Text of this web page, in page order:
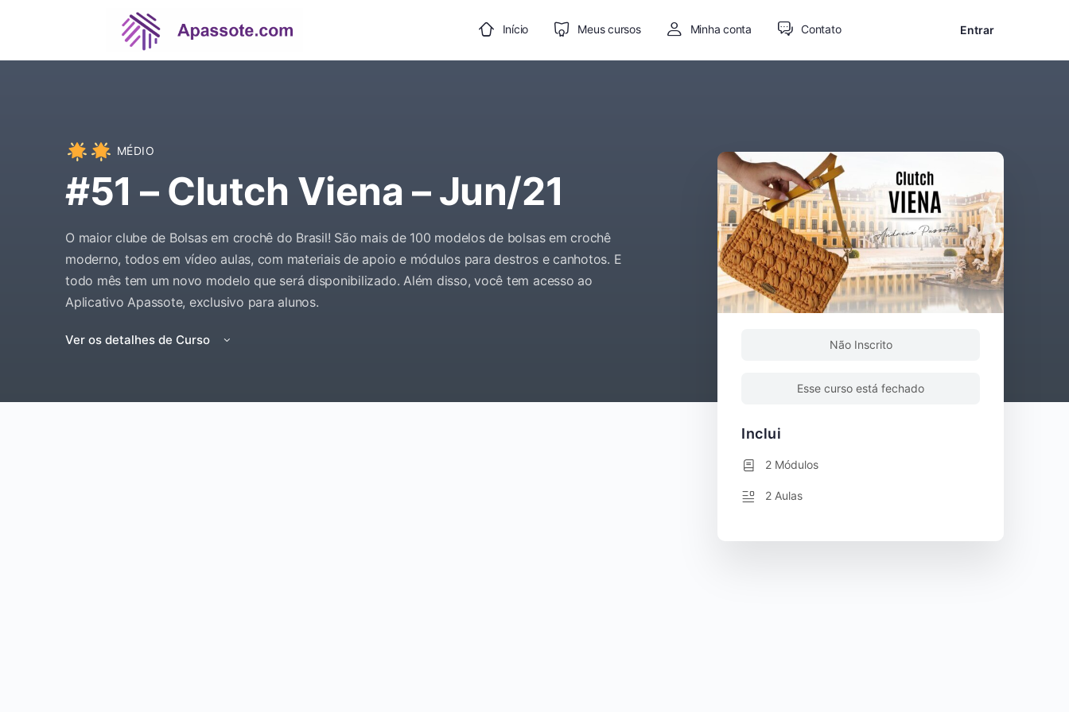
Início Meus cursos Minha conta Contato Entrar
MÉDIO
#51 – Clutch Viena – Jun/21
O maior clube de Bolsas em crochê do Brasil! São mais de 100 modelos de bolsas em crochê
moderno, todos em vídeo aulas, com materiais de apoio e módulos para destros e canhotos. E
todo mês tem um novo modelo que será disponibilizado. Além disso, você tem acesso ao
Aplicativo Apassote, exclusivo para alunos.
Ver os detalhes de Curso Não Inscrito
Esse curso está fechado
Inclui
2 Módulos
2 Aulas